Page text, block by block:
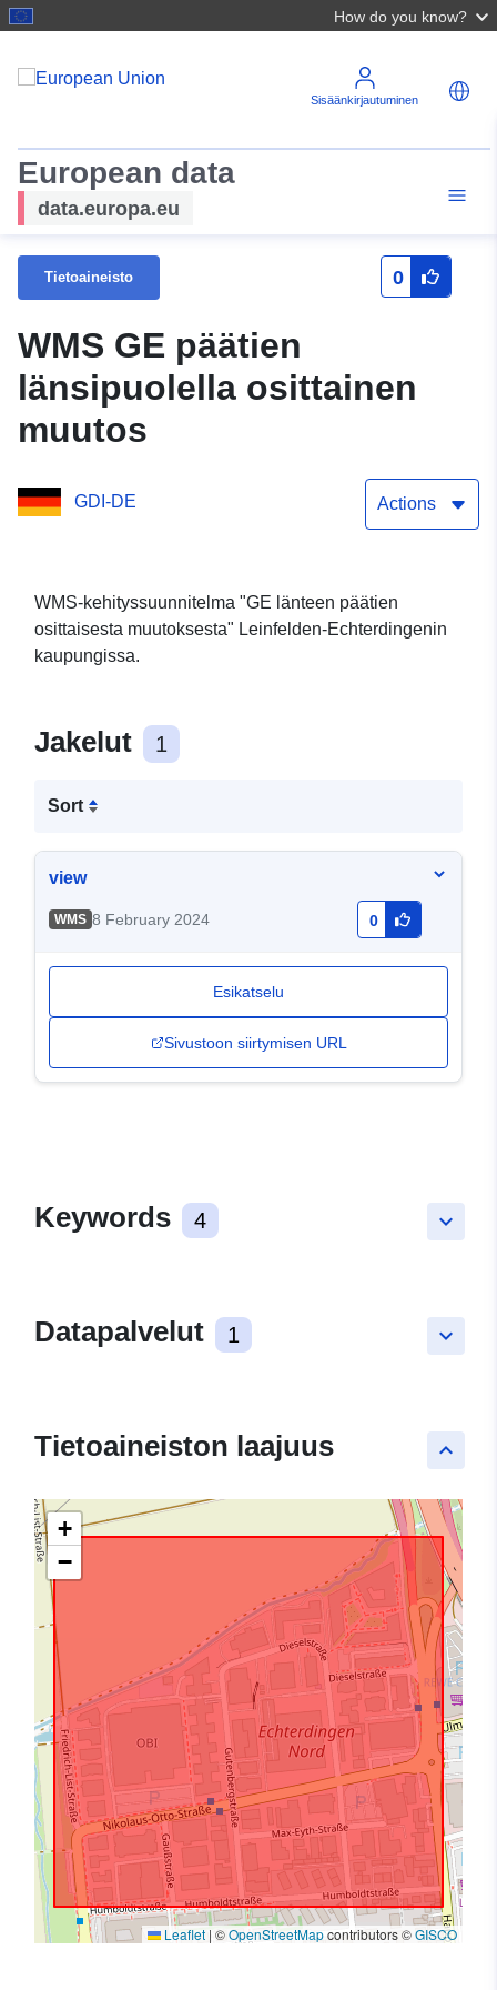
How do you know?
Sisäänkirjautuminen
European data
data.europa.eu
Tietoaineisto 0
WMS GE päätien
länsipuolella osittainen
muutos
GDI-DE Actions
WMS-kehityssuunnitelma "GE länteen päätien
osittaisesta muutoksesta" Leinfelden-Echterdingenin
kaupungissa.
Jakelut 1
Sort
view
WMS 8 February 2024 0
Esikatselu
Sivustoon siirtymisen URL
keyboard_arrow_down
Keywords 4
keyboard_arrow_down
Datapalvelut 1
keyboard_arrow_up
Tietoaineiston laajuus
+
−
Leaflet | ©OpenStreetMapcontributors ©GISCO